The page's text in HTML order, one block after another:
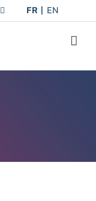
FR EN